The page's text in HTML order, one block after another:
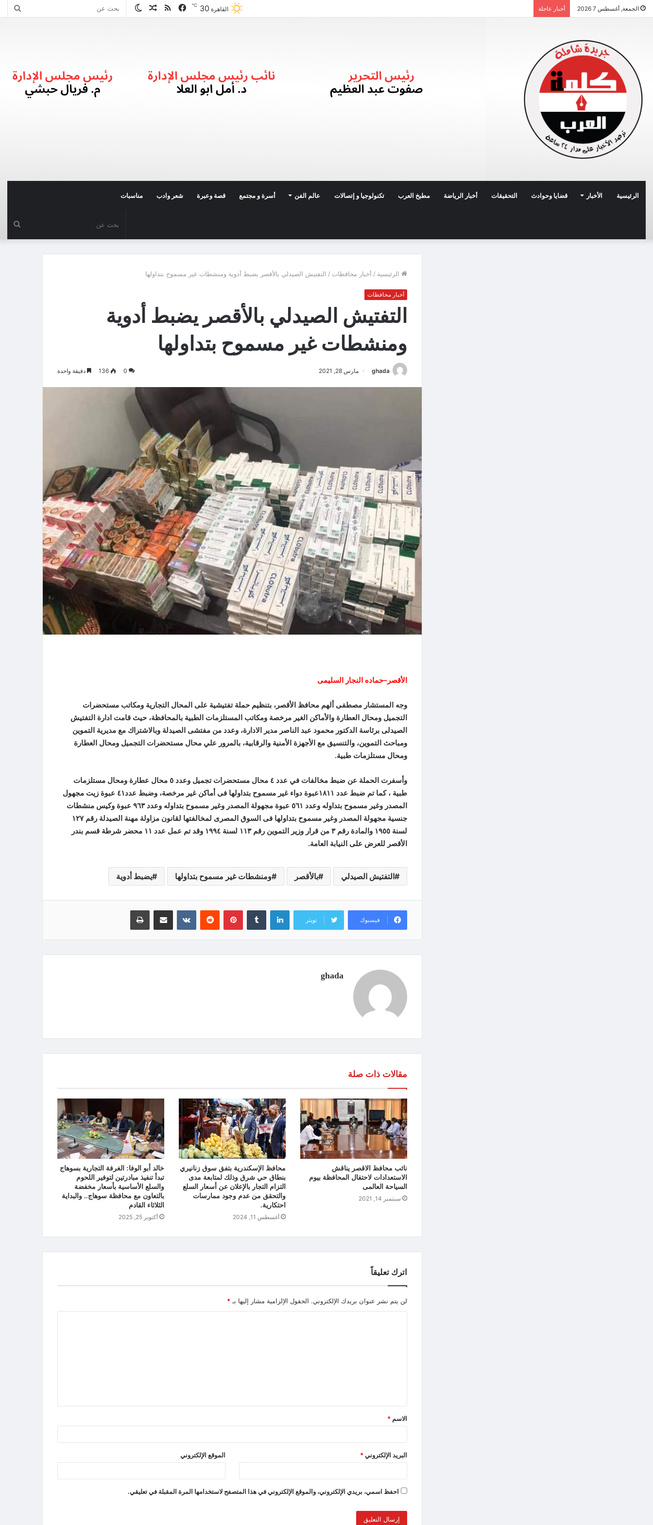
الجمعة, أغسطس 7 2026 أخبار عاجلة
الوضع مقال ملخص
فيسبوك القاهرة 30
℃
الرئيسية الأخبار قضايا وحوادث التحقيقات أخبار الرياضة مطبخ العرب تكنولوجيا و إتصالات عالم الفن أسرة و مجتمع قصة وعبرة شعر وادب مناسبات
الرئيسية / أخبار محافظات / التفتيش الصيدلي بالأقصر يضبط أدوية ومنشطات غير مسموح بتداولها
أخبار محافظات
التفتيش الصيدلي بالأقصر يضبط أدوية
ومنشطات غير مسموح بتداولها
ghada مارس 28, 2021 0
136 دقيقة واحدة
الأقصر–حماده النجار السليمى
وجه المستشار مصطفى ألهم محافظ الأقصر، بتنظيم حملة تفتيشية على المحال التجارية ومكاتب مستحضرات
التجميل ومحال العطارة والأماكن الغير مرخصة ومكاتب المستلزمات الطبية بالمحافظة، حيث قامت ادارة التفتيش
الصيدلى برئاسة الدكتور محمود عبد الناصر مدير الادارة، وعدد من مفتشى الصيدلة وبالاشتراك مع مديرية التموين
ومباحث التموين، والتنسيق مع الأجهزة الأمنية والرقابية، بالمرور علي محال مستحضرات التجميل ومحال العطارة
ومحال مستلزمات طبية.
وأسفرت الحملة عن ضبط مخالفات في عدد ٤ محال مستحضرات تجميل وعدد ٥ محال عطارة ومحال مستلزمات
طبية ، كما تم ضبط عدد ١٨١١عبوة دواء غير مسموح بتداولها فى أماكن غير مرخصة، وضبط عدد٤١ عبوة زيت مجهول
المصدر وغير مسموح بتداوله وعدد ٥٦١ عبوة مجهولة المصدر وغير مسموح بتداوله وعدد ٩٦٣ عبوة وكيس منشطات
جنسية مجهولة المصدر وغير مسموح بتداولها فى السوق المصرى لمخالفتها لقانون مزاولة مهنة الصيدلة رقم ١٢٧
لسنة ١٩٥٥ والمادة رقم ٣ من قرار وزير التموين رقم ١١٣ لسنة ١٩٩٤ وقد تم عمل عدد ١١ محضر شرطة قسم بندر
الأقصر للعرض على النيابة العامة.
التفتيش الصيدلي بالأقصر ومنشطات غير مسموح بتداولها يضبط أدوية
فيسبوك تويتر
لينكدإن بينتيريست
ghada
مقالات ذات صلة
نائب محافظ الاقصر يناقش
الاستعدادات لاحتفال المحافظة بيوم
السياحة العالمى
سبتمبر 14, 2021
محافظ الإسكندرية بتفق سوق زنانيري
بنطاق حي شرق وذلك لمتابعة مدى
التزام التجار بالإعلان عن أسعار السلع
والتحقق من عدم وجود ممارسات
احتكارية.
أغسطس 11, 2024
خالد أبو الوفا: الغرفة التجارية بسوهاج
تبدأ تنفيذ مبادرتين لتوفير اللحوم
والسلع الأساسية بأسعار مخفضة
بالتعاون مع محافظة سوهاج.. والبداية
الثلاثاء القادم
أكتوبر 25, 2025
اترك تعليقاً
لن يتم نشر عنوان بريدك الإلكتروني. الحقول الإلزامية مشار إليها بـ*
الاسم *
البريد الإلكتروني* الموقع الإلكتروني
احفظ اسمي، بريدي الإلكتروني، والموقع الإلكتروني في هذا المتصفح لاستخدامها المرة المقبلة في تعليقي.